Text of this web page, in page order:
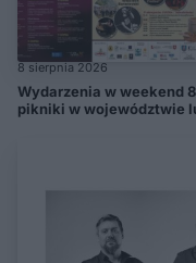
8 sierpnia 2026
Wydarzenia w weekend
pikniki w województwie